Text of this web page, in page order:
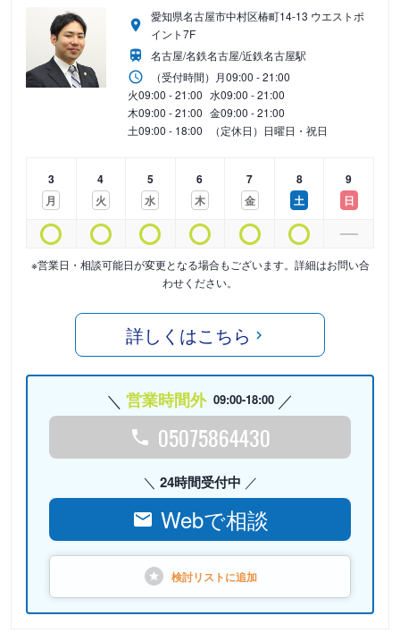
愛知県名古屋市中村区椿町14-13 ウエストポ
イント7F
名古屋/名鉄名古屋/近鉄名古屋駅
（受付時間） 月09:00 - 21:00
火09:00 - 21:00 水09:00 - 21:00
木09:00 - 21:00 金09:00 - 21:00
土09:00 - 18:00 （定休日）日曜日・祝日
3
月
4
火
5
水
6
木
7
金
8
土
9
日
※営業日・相談可能日が変更となる場合もございます。詳細はお問い合
わせください。
詳しくはこちら
営業時間外 09:00-18:00
05075864430
24時間受付中
Webで相談
検討リストに追加